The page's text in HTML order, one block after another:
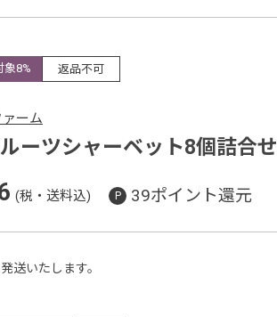
象8% 返品不可
ーム
ーツシャーベット8個詰合せ
(税・送料込) 39ポイント還元
送いたします。